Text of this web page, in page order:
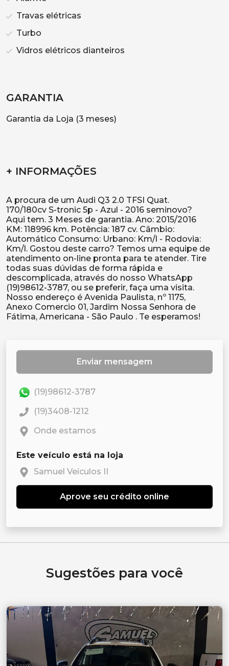
Travas elétricas
Turbo
Vidros elétricos dianteiros
GARANTIA
Garantia da Loja (3 meses)
+ INFORMAÇÕES
A procura de um Audi Q3 2.0 TFSI Quat.
170/180cv S-tronic 5p - Azul - 2016 seminovo?
Aqui tem. 3 Meses de garantia. Ano: 2015/2016
KM: 118996 km. Potência: 187 cv. Câmbio:
Automático Consumo: Urbano: Km/l - Rodovia:
Km/l. Gostou deste carro? Temos uma equipe de
atendimento on-line pronta para te atender. Tire
todas suas dúvidas de forma rápida e
descomplicada, através do nosso WhatsApp
(19)98612-3787, ou se preferir, faça uma visita.
Nosso endereço é Avenida Paulista, nº 1175,
Anexo Comercio 01, Jardim Nossa Senhora de
Enviar mensagem
(19)98612-3787
(19)3408-1212
Onde estamos
Este veículo está na loja
Samuel Veículos II
Aprove seu crédito online
Sugestões para você